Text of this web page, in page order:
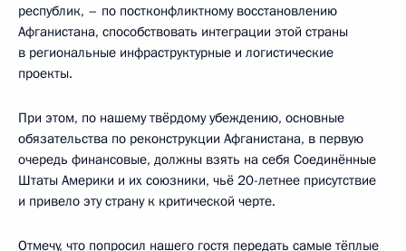
республик, – по постконфликтному восстановлению
Афганистана, способствовать интеграции этой страны
в региональные инфраструктурные и логистические
проекты.
При этом, по нашему твёрдому убеждению, основные
обязательства по реконструкции Афганистана, в первую
очередь финансовые, должны взять на себя Соединённые
Штаты Америки и их союзники, чьё 20-летнее присутствие
и привело эту страну к критической черте.
Отмечу, что попросил нашего гостя передать самые тёплые